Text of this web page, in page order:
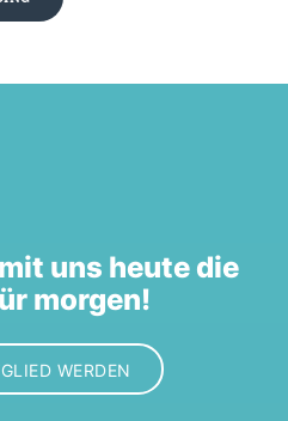
uns heute die
morgen!
WERDEN